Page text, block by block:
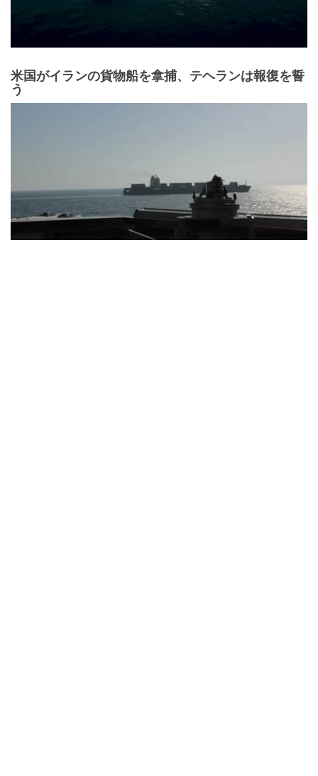
米国がイランの貨物船を拿捕、テヘランは報復を誓
う